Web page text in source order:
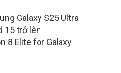
Galaxy S25 Ultra
15trở lên
8 Elite for Galaxy